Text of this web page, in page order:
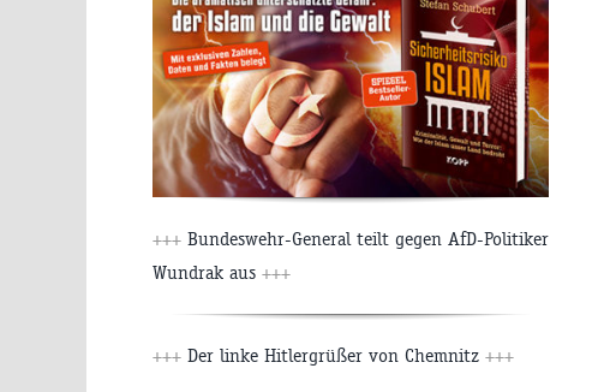
+++ Bundeswehr-General teilt gegen AfD-Politiker
Wundrak aus +++
+++ Der linke Hitlergrüßer von Chemnitz +++